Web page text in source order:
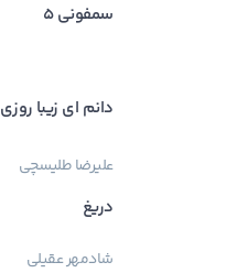
سمفونی ۵
دانم ای زیبا روزی
علیرضا طلیسچی
دریغ
شادمهر عقیلی